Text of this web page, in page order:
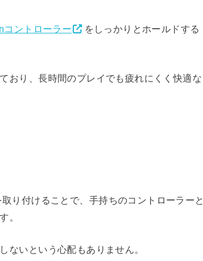
コントローラー
をしっかりとホールドする
おり、長時間のプレイでも疲れにくく快適な
取り付けることで、手持ちのコントローラーと
。
ないという心配もありません。